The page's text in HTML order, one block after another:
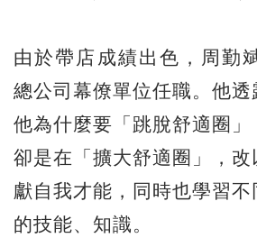
由於帶店成績出色，周勤
總公司幕僚單位任職。他
他為什麼要「跳脫舒適圈」
卻是在「擴大舒適圈」，
獻自我才能，同時也學習
的技能、知識。